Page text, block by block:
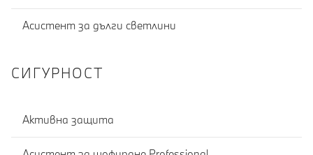
Асистент за дълги светлини
СИГУРНОСТ
Активна защита